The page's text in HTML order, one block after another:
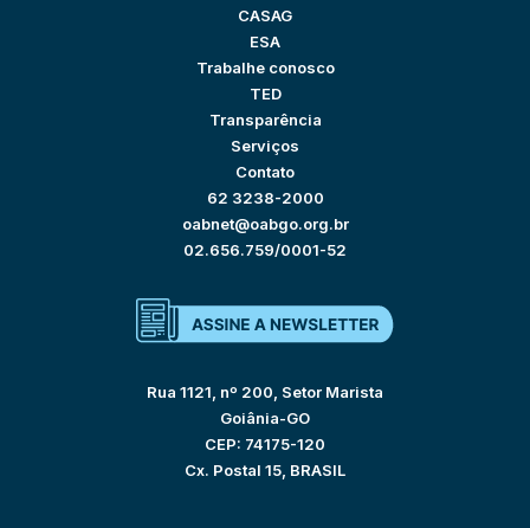
CASAG
ESA
Trabalhe conosco
TED
Transparência
Serviços
Contato
62 3238-2000
oabnet@oabgo.org.br
02.656.759/0001-52
Rua 1121, nº 200, Setor Marista
Goiânia-GO
CEP: 74175-120
Cx. Postal 15, BRASIL